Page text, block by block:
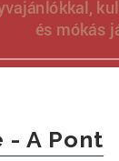
- A Pont